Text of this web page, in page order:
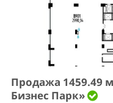
Продажа 1459.49
Бизнес Парк»